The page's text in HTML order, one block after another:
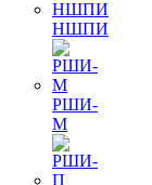
НШПИ
РШИ-
М